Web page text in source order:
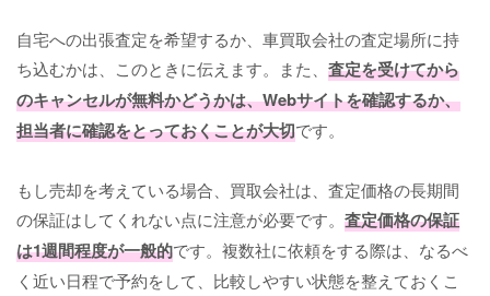
自宅への出張査定を希望するか、車買取会社の査定場所に持
ち込むかは、このときに伝えます。また、 査定を受けてから
のキャンセルが無料かどうかは、Webサイトを確認するか、
担当者に確認をとっておくことが大切です。
もし売却を考えている場合、買取会社は、査定価格の長期間
の保証はしてくれない点に注意が必要です。 査定価格の保証
は1週間程度が一般的です。複数社に依頼をする際は、なるべ
く近い日程で予約をして、比較しやすい状態を整えておくこ